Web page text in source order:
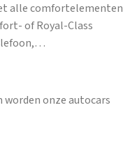
alle comfortelementen
of Royal-Class
onze autocars